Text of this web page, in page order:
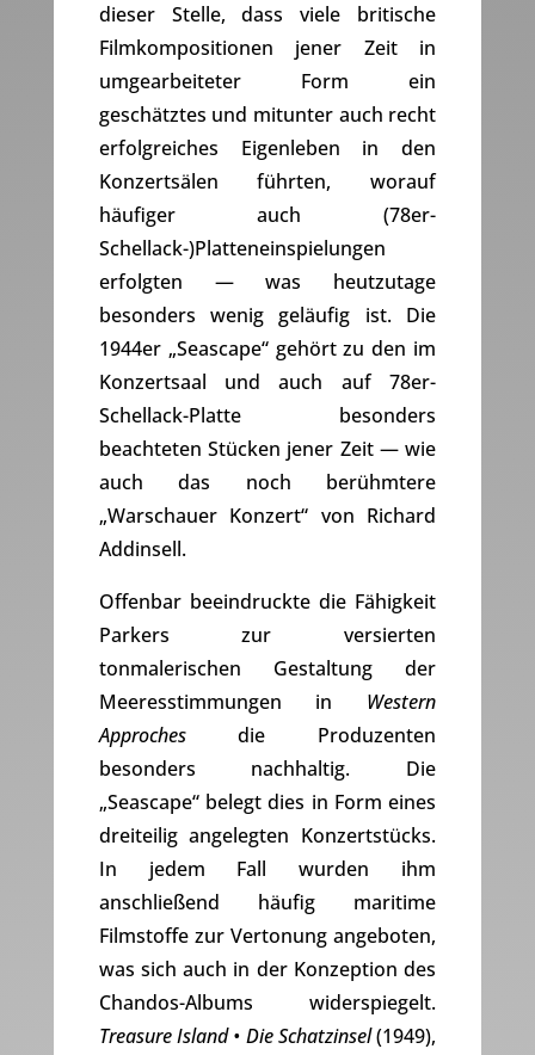
dieser Stelle, dass viele britische
Filmkompositionen jener Zeit in
umgearbeiteter Form ein
geschätztes und mitunter auch recht
erfolgreiches Eigenleben in den
Konzertsälen führten, worauf
häufiger auch (78er-
Schellack-)Platteneinspielungen
erfolgten — was heutzutage
besonders wenig geläufig ist. Die
1944er „Seascape“ gehört zu den im
Konzertsaal und auch auf 78er-
Schellack-Platte besonders
beachteten Stücken jener Zeit — wie
auch das noch berühmtere
„Warschauer Konzert“ von Richard
Addinsell.
Offenbar beeindruckte die Fähigkeit
Parkers zur versierten
tonmalerischen Gestaltung der
Meeresstimmungen in Western
Approchesdie Produzenten
besonders nachhaltig. Die
„Seascape“ belegt dies in Form eines
dreiteilig angelegten Konzertstücks.
In jedem Fall wurden ihm
anschließend häufig maritime
Filmstoffe zur Vertonung angeboten,
was sich auch in der Konzeption des
Chandos-Albums widerspiegelt.
Treasure Island • Die Schatzinsel(1949),